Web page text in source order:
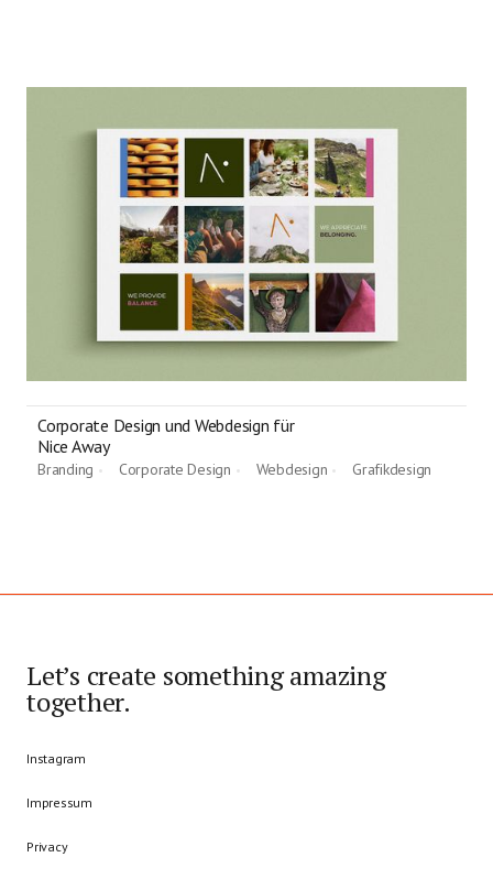
Corporate Design und Webdesign für
Nice Away
Branding • Corporate Design • Webdesign • Grafikdesign
Let’s create something amazing
together.
Instagram
Impressum
Privacy